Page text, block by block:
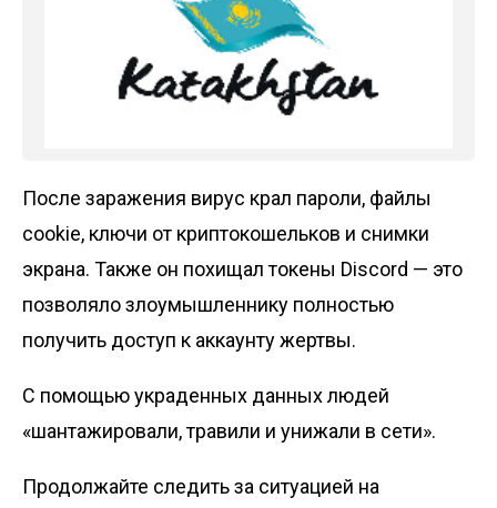
После заражения вирус крал пароли, файлы
cookie, ключи от криптокошельков и снимки
экрана. Также он похищал токены Discord — это
позволяло злоумышленнику полностью
получить доступ к аккаунту жертвы.
С помощью украденных данных людей
«шантажировали, травили и унижали в сети».
Продолжайте следить за ситуацией на